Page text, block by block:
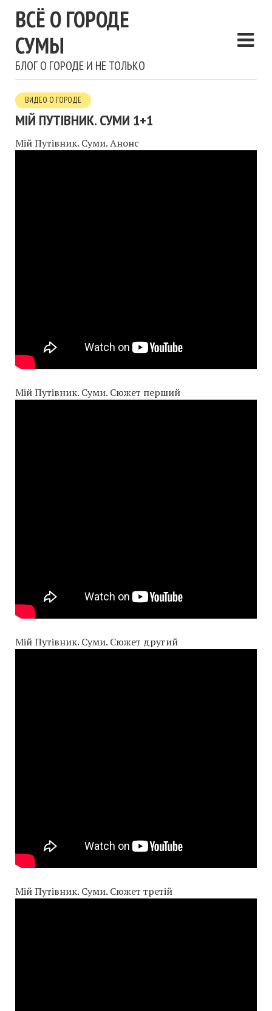
ВСЁ О ГОРОДЕ
СУМЫ
БЛОГ О ГОРОДЕ И НЕ ТОЛЬКО
ВИДЕО О ГОРОДЕ
МІЙ ПУТІВНИК. СУМИ 1+1
Мій Путівник. Суми. Анонс
Мій Путівник. Суми. Сюжет перший
Мій Путівник. Суми. Сюжет другий
Мій Путівник. Суми. Сюжет третій